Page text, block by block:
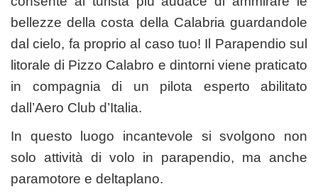
bellezze della costa della Calabria guardandole
dal cielo, fa proprio al caso tuo! Il Parapendio sul
litorale di Pizzo Calabro e dintorni viene praticato
in compagnia di un pilota esperto abilitato
dall’Aero Club d’Italia.
In questo luogo incantevole si svolgono non
solo attività di volo in parapendio, ma anche
paramotore e deltaplano.